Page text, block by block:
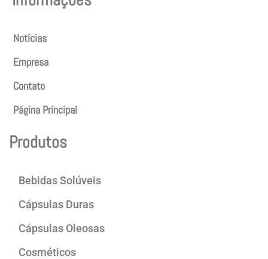
Notícias
Empresa
Contato
Página Principal
Produtos
Bebidas Solúveis
Cápsulas Duras
Cápsulas Oleosas
Cosméticos